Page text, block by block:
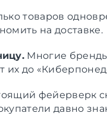
товаров
на доставке.
Многие
их до
фейерверк
давно